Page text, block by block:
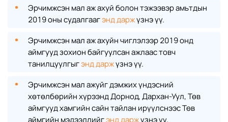
Эрчимжсэн мал аж ахуй болон тэжээвэр амьтдын
2019 оны судалгаагэнд даржүзнэ үү.
Эрчимжсэн мал аж ахуйн чиглэлээр 2019 онд
аймгууд зохион байгуулсан ажлаас товч
танилцуулгыгэнд даржүзнэ үү.
Эрчимжсэн мал ажуйг дэмжих үндэсний
хөтөлбөрийн хүрээнд Дорнод, Дархан-Уул, Төв
аймгууд хамгийн сайн тайлан ирүүлснээс Төв
аймгийн мэдээллийгэнд даржүзнэ үү.